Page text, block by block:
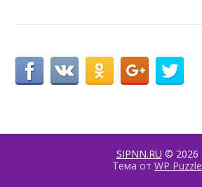
SIPNN.RU © 2026
Тема от WP Puzzle